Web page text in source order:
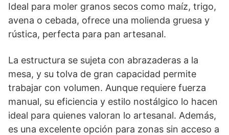
Ideal para moler granos secos como maíz, trigo,
avena o cebada, ofrece una molienda gruesa y
rústica, perfecta para pan artesanal.
La estructura se sujeta con abrazaderas a la
mesa, y su tolva de gran capacidad permite
trabajar con volumen. Aunque requiere fuerza
manual, su eficiencia y estilo nostálgico lo hacen
ideal para quienes valoran lo artesanal. Además,
es una excelente opción para zonas sin acceso a